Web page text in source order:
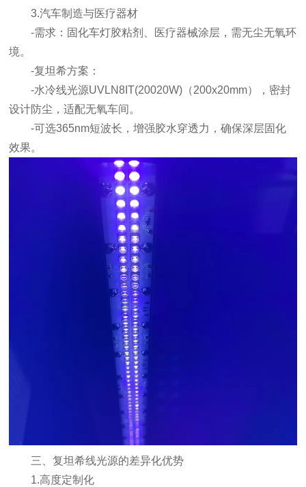
3.汽车制造与医疗器材
-需求：固化车灯胶粘剂、医疗器械涂层，需无尘无氧环
境。
-复坦希方案：
-水冷线光源UVLN8IT(20020W)（200x20mm），密封
设计防尘，适配无氧车间。
-可选365nm短波长，增强胶水穿透力，确保深层固化
效果。
三、复坦希线光源的差异化优势
1.高度定制化